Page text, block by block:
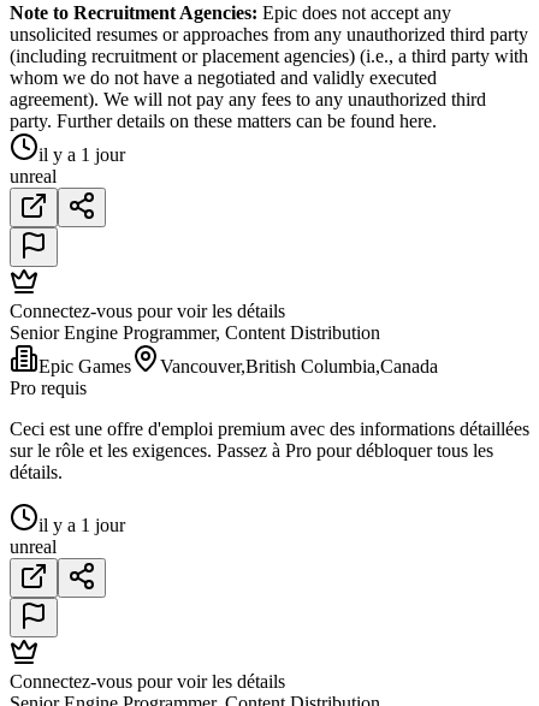
Note to Recruitment Agencies: Epic does not accept any
unsolicited resumes or approaches from any unauthorized third party
(including recruitment or placement agencies) (i.e., a third party with
whom we do not have a negotiated and validly executed
agreement). We will not pay any fees to any unauthorized third
party. Further details on these matters can be found here.
il y a 1 jour
unreal
Connectez-vous pour voir les détails
Senior Engine Programmer, Content Distribution
Epic Games
Vancouver,British Columbia,Canada
Pro requis
Ceci est une offre d'emploi premium avec des informations détaillées
sur le rôle et les exigences. Passez à Pro pour débloquer tous les
détails.
il y a 1 jour
unreal
Connectez-vous pour voir les détails